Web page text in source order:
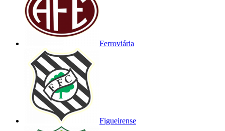
Ferroviária
Figueirense